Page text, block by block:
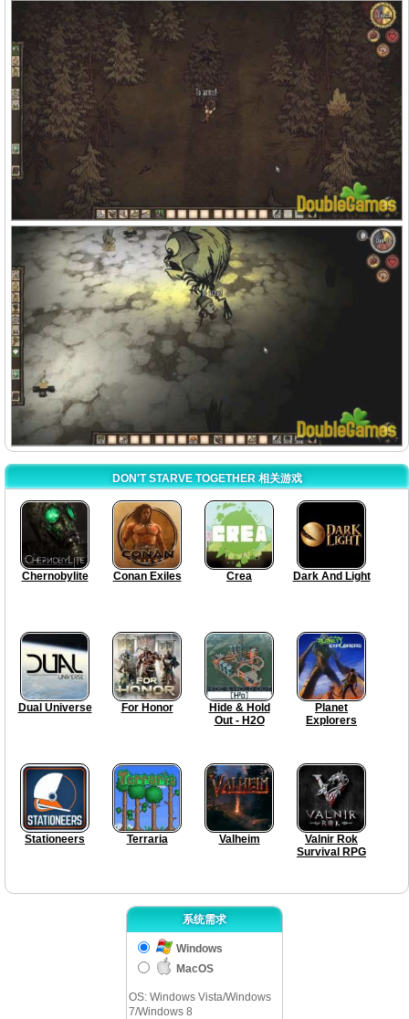
DON'T STARVE TOGETHER 相关游戏
Chernobylite Conan Exiles Crea Dark And Light
Dual Universe For Honor
Hide & Hold
Out - H2O
Planet
Explorers
Stationeers Terraria Valheim
Valnir Rok
Survival RPG
系统需求
Windows
MacOS
OS: Windows Vista/Windows
7/Windows 8